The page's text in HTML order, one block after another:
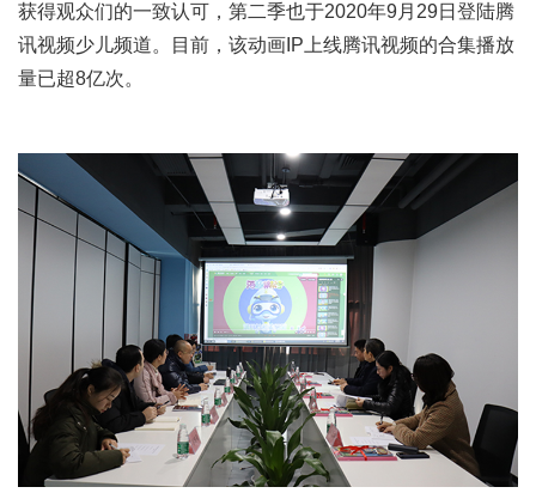
获得观众们的一致认可，第二季也于2020年9月29日登陆腾
讯视频少儿频道。目前，该动画IP上线腾讯视频的合集播放
量已超8亿次。